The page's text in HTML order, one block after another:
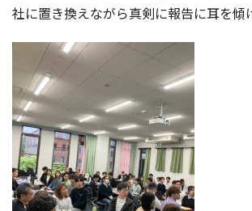
社に置き換えながら真剣に報告に耳を傾